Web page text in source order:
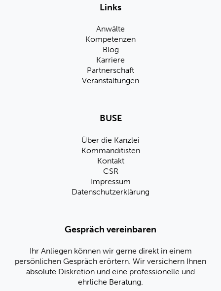
Links
Anwälte
Kompetenzen
Blog
Karriere
Partnerschaft
Veranstaltungen
BUSE
Über die Kanzlei
Kommanditisten
Kontakt
CSR
Impressum
Datenschutzerklärung
Gespräch vereinbaren
Ihr Anliegen können wir gerne direkt in einem
persönlichen Gespräch erörtern. Wir versichern Ihnen
absolute Diskretion und eine professionelle und
ehrliche Beratung.